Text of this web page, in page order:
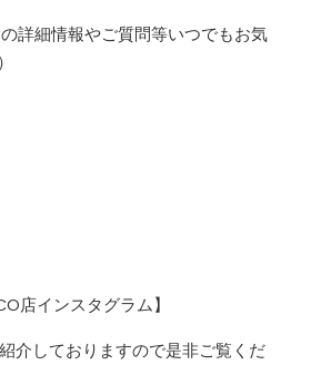
詳細情報やご質問等いつでもお気
店インスタグラム】
介しておりますので是非ご覧くだ